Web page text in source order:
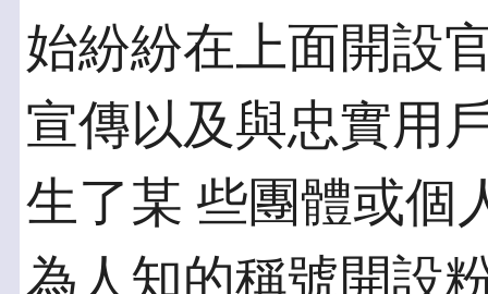
始紛紛在上面開設
宣傳以及與忠實用
生了某 些團體或個
為人知的稱號開設